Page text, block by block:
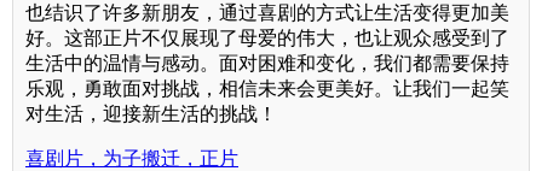
也结识了许多新朋友，通过喜剧的方式让生活变得更加美
好。这部正片不仅展现了母爱的伟大，也让观众感受到了
生活中的温情与感动。面对困难和变化，我们都需要保持
乐观，勇敢面对挑战，相信未来会更美好。让我们一起笑
对生活，迎接新生活的挑战！
喜剧片，为子搬迁，正片